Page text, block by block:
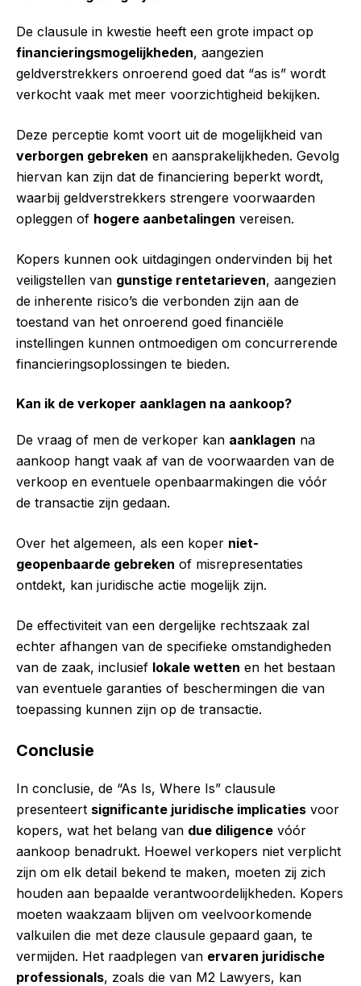
De clausule in kwestie heeft een grote impact op
financieringsmogelijkheden, aangezien
geldverstrekkers onroerend goed dat “as is” wordt
verkocht vaak met meer voorzichtigheid bekijken.
Deze perceptie komt voort uit de mogelijkheid van
verborgen gebreken en aansprakelijkheden. Gevolg
hiervan kan zijn dat de financiering beperkt wordt,
waarbij geldverstrekkers strengere voorwaarden
opleggen of hogere aanbetalingen vereisen.
Kopers kunnen ook uitdagingen ondervinden bij het
veiligstellen van gunstige rentetarieven, aangezien
de inherente risico’s die verbonden zijn aan de
toestand van het onroerend goed financiële
instellingen kunnen ontmoedigen om concurrerende
financieringsoplossingen te bieden.
Kan ik de verkoper aanklagen na aankoop?
De vraag of men de verkoper kan aanklagen na
aankoop hangt vaak af van de voorwaarden van de
verkoop en eventuele openbaarmakingen die vóór
de transactie zijn gedaan.
Over het algemeen, als een koper niet-
geopenbaarde gebreken of misrepresentaties
ontdekt, kan juridische actie mogelijk zijn.
De effectiviteit van een dergelijke rechtszaak zal
echter afhangen van de specifieke omstandigheden
van de zaak, inclusief lokale wetten en het bestaan
van eventuele garanties of beschermingen die van
toepassing kunnen zijn op de transactie.
Conclusie
In conclusie, de “As Is, Where Is” clausule
presenteert significante juridische implicaties voor
kopers, wat het belang van due diligence vóór
aankoop benadrukt. Hoewel verkopers niet verplicht
zijn om elk detail bekend te maken, moeten zij zich
houden aan bepaalde verantwoordelijkheden. Kopers
moeten waakzaam blijven om veelvoorkomende
valkuilen die met deze clausule gepaard gaan, te
vermijden. Het raadplegen van ervaren juridische
professionals, zoals die van M2 Lawyers, kan